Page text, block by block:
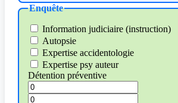
Enquête
Information judiciaire (instruction)
Autopsie
Expertise accidentologie
Expertise psy auteur
Détention préventive